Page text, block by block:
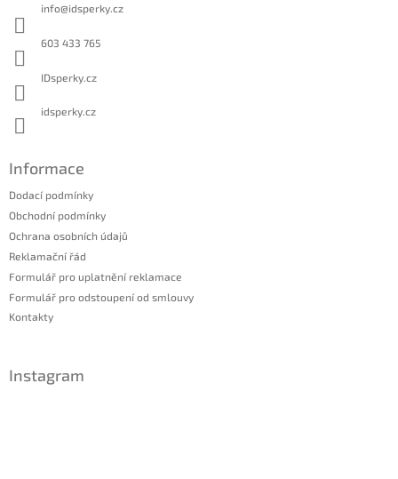
info@idsperky.cz
603 433 765
IDsperky.cz
idsperky.cz
Informace
Dodací podmínky
Obchodní podmínky
Ochrana osobních údajů
Reklamační řád
Formulář pro uplatnění reklamace
Formulář pro odstoupení od smlouvy
Kontakty
Instagram